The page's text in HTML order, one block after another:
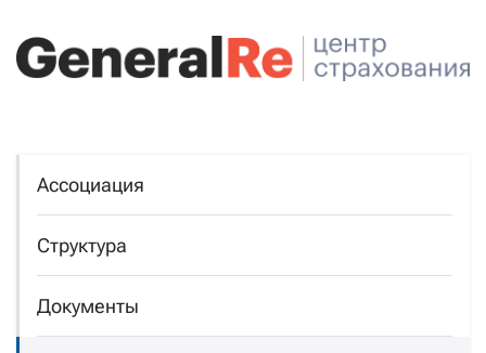
Ассоциация
Структура
Документы